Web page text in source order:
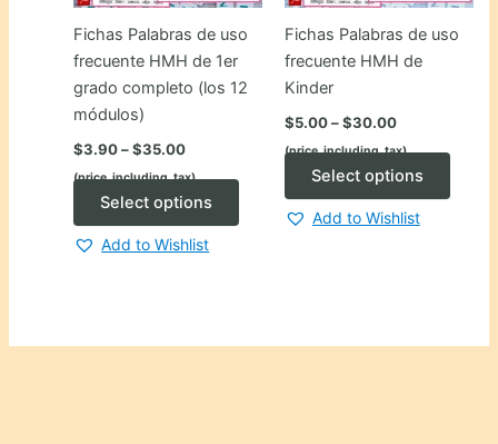
product
page
Fichas Palabras de uso
frecuente HMH de 1er
grado completo (los 12
módulos)
$3.90 – $35.00Price
$3.90
through
$35.00
(price_including_tax)
Select options
product
Add to Wishlist
Fichas Palabras de uso
frecuente HMH de
Kinder
$5.00–$30.00Price
$5.00
through
$30.00
(price_including_tax)
Select options
Add to Wishlist